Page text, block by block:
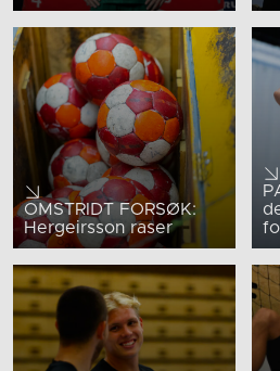
OMSTRIDT FORSØK:
Hergeirsson raser